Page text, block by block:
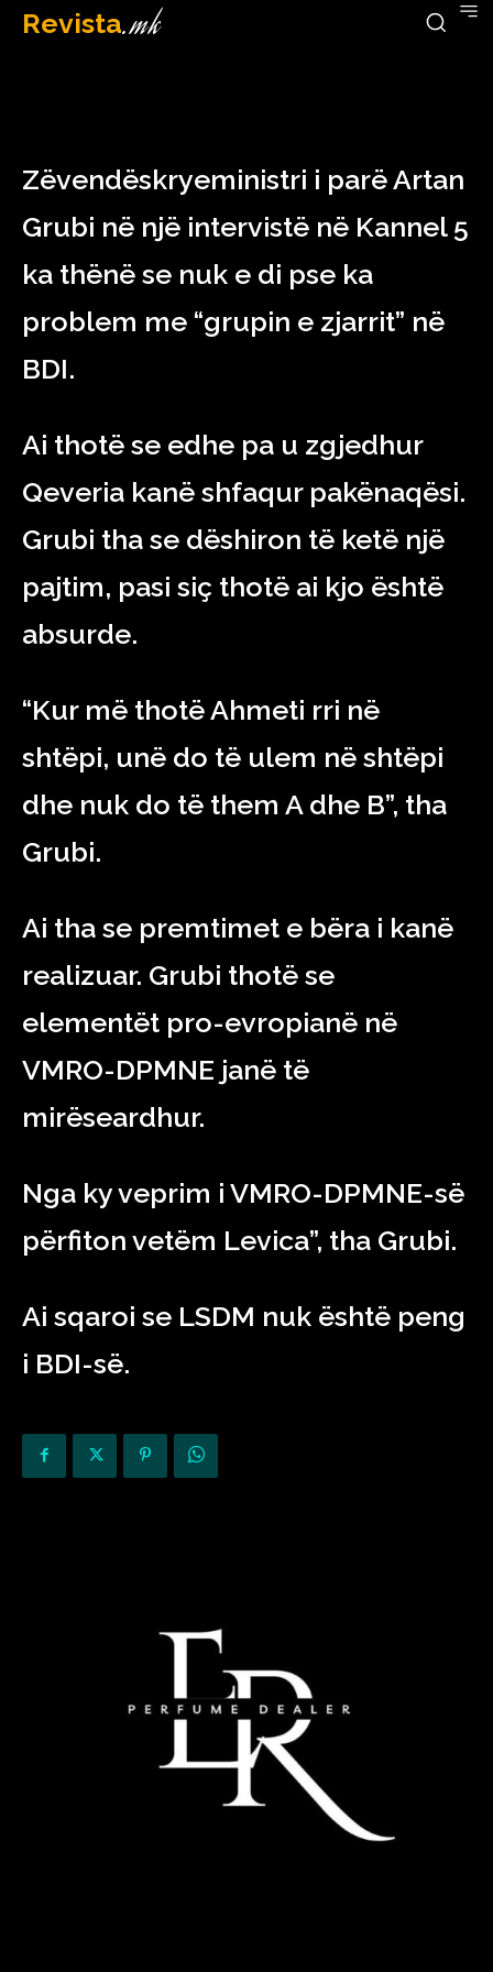
Revista.mk
February 23, 2023
Zëvendëskryeministri i parë Artan
Grubi në një intervistë në Kannel 5
ka thënë se nuk e di pse ka
problem me “grupin e zjarrit” në
BDI.
Ai thotë se edhe pa u zgjedhur
Qeveria kanë shfaqur pakënaqësi.
Grubi tha se dëshiron të ketë një
pajtim, pasi siç thotë ai kjo është
absurde.
“Kur më thotë Ahmeti rri në
shtëpi, unë do të ulem në shtëpi
dhe nuk do të them A dhe B”, tha
Grubi.
Ai tha se premtimet e bëra i kanë
realizuar. Grubi thotë se
elementët pro-evropianë në
VMRO-DPMNE janë të
mirëseardhur.
Nga ky veprim i VMRO-DPMNE-së
përfiton vetëm Levica”, tha Grubi.
Ai sqaroi se LSDM nuk është peng
i BDI-së.